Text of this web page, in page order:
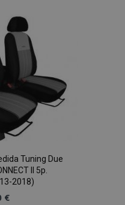
Deseos
Tuning Due
II 5p.
2018)
€